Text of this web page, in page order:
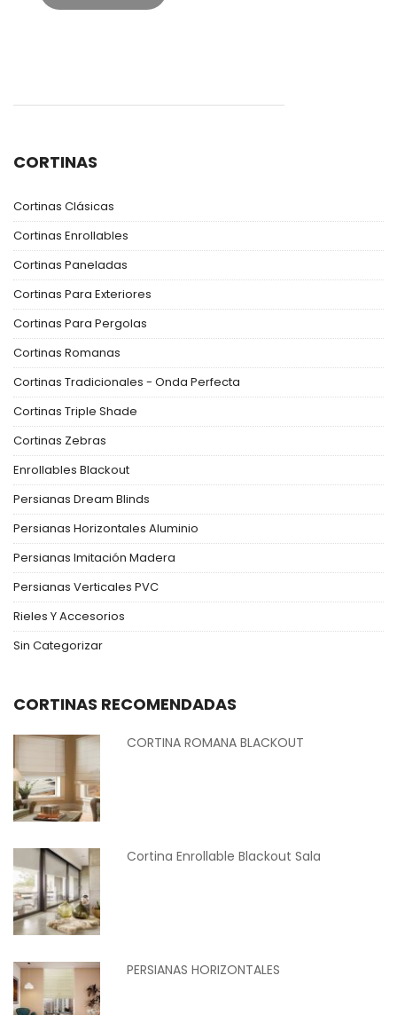
CORTINAS
Cortinas Clásicas
Cortinas Enrollables
Cortinas Paneladas
Cortinas Para Exteriores
Cortinas Para Pergolas
Cortinas Romanas
Cortinas Tradicionales - Onda Perfecta
Cortinas Triple Shade
Cortinas Zebras
Enrollables Blackout
Persianas Dream Blinds
Persianas Horizontales Aluminio
Persianas Imitación Madera
Persianas Verticales PVC
Rieles Y Accesorios
Sin Categorizar
CORTINAS RECOMENDADAS
CORTINA ROMANA BLACKOUT
Cortina Enrollable Blackout Sala
PERSIANAS HORIZONTALES